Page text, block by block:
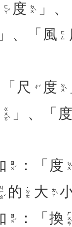
ㄈㄚˇ 度 ㄉㄨˋ 」、
」、「 風 ㄈㄥ
尺 ㄔˇ 度 ㄉㄨˋ
ㄍㄨㄛˋ 」、「 度
ㄖㄨˊ ：「 度 ㄉㄨˋ
ㄐㄧㄠˇ 的 ˙ㄉㄜ 大 ㄉㄚˋ
ㄖㄨˊ ：「 換 ㄏㄨㄢˋ